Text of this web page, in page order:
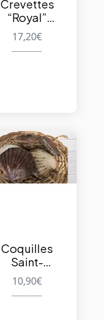
Crevettes
“Royal”
cuites
40/60 – 1kg
17,20€
Coquilles
Saint-
Jacques – 6
à 8 pièces –
10,90€